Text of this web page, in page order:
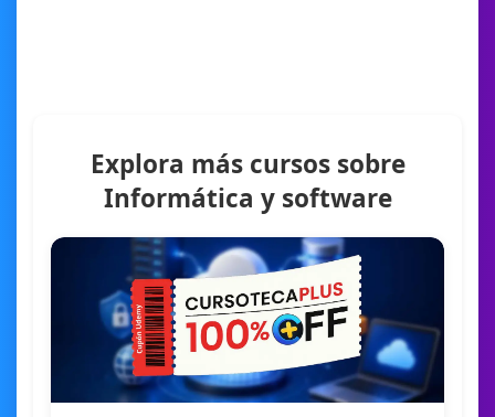
Explora más cursos sobre
Informática y software